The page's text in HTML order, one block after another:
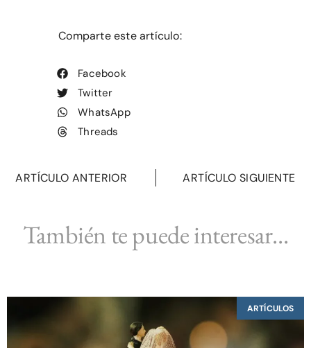
Comparte este artículo:
Facebook
Twitter
WhatsApp
Threads
ARTÍCULO ANTERIOR ARTÍCULO SIGUIENTE
También te puede interesar...
ARTÍCULOS